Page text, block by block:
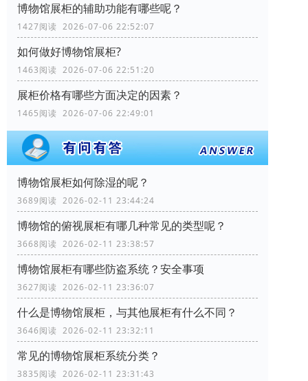
博物馆展柜的辅助功能有哪些呢？
1427阅读 2026-07-06 22:52:07
如何做好博物馆展柜?
1463阅读 2026-07-06 22:51:20
展柜价格有哪些方面决定的因素？
1465阅读 2026-07-06 22:49:01
博物馆展柜如何除湿的呢？
3689阅读 2026-02-11 23:44:24
博物馆的俯视展柜有哪几种常见的类型呢？
3668阅读 2026-02-11 23:38:57
博物馆展柜有哪些防盗系统？安全事项
3627阅读 2026-02-11 23:36:07
什么是博物馆展柜，与其他展柜有什么不同？
3646阅读 2026-02-11 23:32:11
常见的博物馆展柜系统分类？
3835阅读 2026-02-11 23:31:43